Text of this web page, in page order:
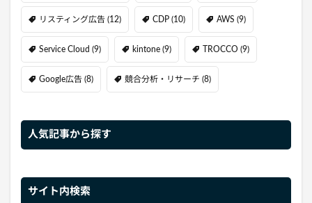
リスティング広告 (12) CDP (10) AWS (9)
Service Cloud (9) kintone (9) TROCCO (9)
Google広告 (8) 競合分析・リサーチ (8)
人気記事から探す
サイト内検索